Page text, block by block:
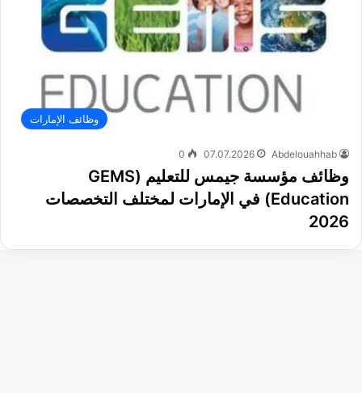
وظائف الإمارات
Abdelouahhab
07.07.2026
0
وظائف مؤسسة جيمس للتعليم (GEMS
Education) في الإمارات لمختلف التخصصات
2026